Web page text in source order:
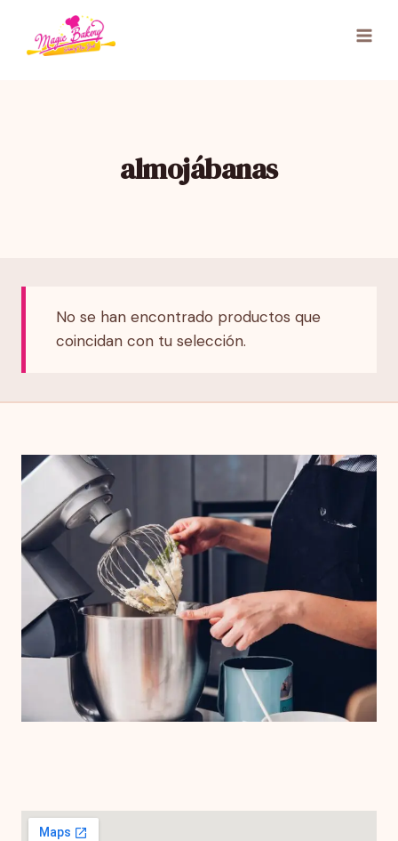
contenido
almojábanas
No se han encontrado productos que
coincidan con tu selección.